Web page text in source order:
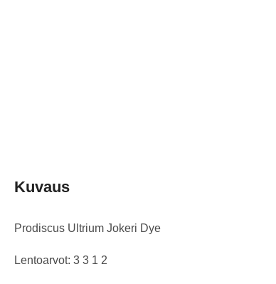
Kuvaus
Prodiscus Ultrium Jokeri Dye
Lentoarvot: 3 3 1 2